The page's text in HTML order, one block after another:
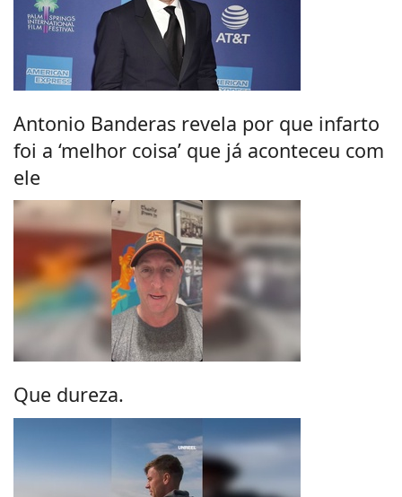
Antonio Banderas revela por que infarto
foi a ‘melhor coisa’ que já aconteceu com
ele
Que dureza.